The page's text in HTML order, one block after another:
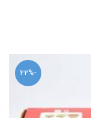
-22%